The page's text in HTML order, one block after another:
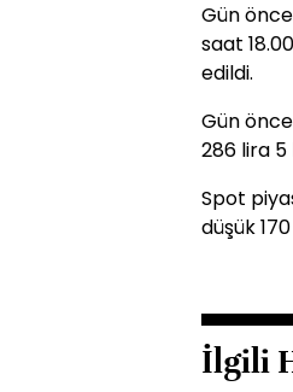
Gün
saat
edildi.
Gün
286 lira 5
Spot
düşük
İlgili